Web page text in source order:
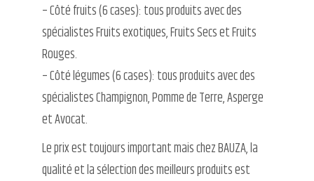
– Côté fruits (6 cases): tous produits avec des
spécialistes Fruits exotiques, Fruits Secs et Fruits
Rouges.
– Côté légumes (6 cases): tous produits avec des
spécialistes Champignon, Pomme de Terre, Asperge
et Avocat.
Le prix est toujours important mais chez BAUZA, la
qualité et la sélection des meilleurs produits est